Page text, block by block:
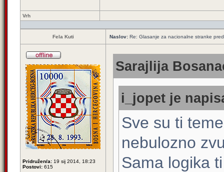
Vrh
Fela Kuti Naslov: Re: Glasanje za nacionalne stranke
Pridružen/a: 19 sij 2014, 18:23
Postovi: 615
Sarajlija
i_jopet je
Sve su ti
nebulozno
Sama logika